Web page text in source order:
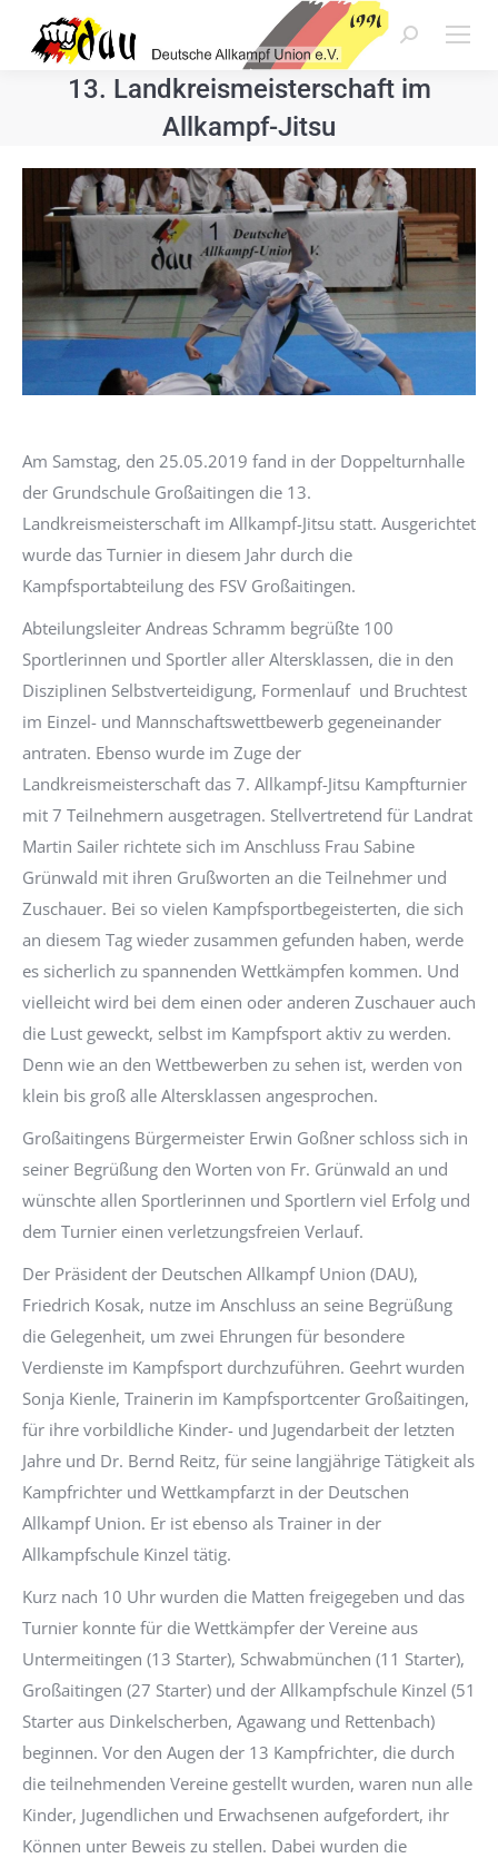
Search:
13. Landkreismeisterschaft im
Allkampf-Jitsu
Am Samstag, den 25.05.2019 fand in der Doppelturnhalle
der Grundschule Großaitingen die 13.
Landkreismeisterschaft im Allkampf-Jitsu statt. Ausgerichtet
wurde das Turnier in diesem Jahr durch die
Kampfsportabteilung des FSV Großaitingen.
Abteilungsleiter Andreas Schramm begrüßte 100
Sportlerinnen und Sportler aller Altersklassen, die in den
Disziplinen Selbstverteidigung, Formenlauf und Bruchtest
im Einzel- und Mannschaftswettbewerb gegeneinander
antraten. Ebenso wurde im Zuge der
Landkreismeisterschaft das 7. Allkampf-Jitsu Kampfturnier
mit 7 Teilnehmern ausgetragen. Stellvertretend für Landrat
Martin Sailer richtete sich im Anschluss Frau Sabine
Grünwald mit ihren Grußworten an die Teilnehmer und
Zuschauer. Bei so vielen Kampfsportbegeisterten, die sich
an diesem Tag wieder zusammen gefunden haben, werde
es sicherlich zu spannenden Wettkämpfen kommen. Und
vielleicht wird bei dem einen oder anderen Zuschauer auch
die Lust geweckt, selbst im Kampfsport aktiv zu werden.
Denn wie an den Wettbewerben zu sehen ist, werden von
klein bis groß alle Altersklassen angesprochen.
Großaitingens Bürgermeister Erwin Goßner schloss sich in
seiner Begrüßung den Worten von Fr. Grünwald an und
wünschte allen Sportlerinnen und Sportlern viel Erfolg und
dem Turnier einen verletzungsfreien Verlauf.
Der Präsident der Deutschen Allkampf Union (DAU),
Friedrich Kosak, nutze im Anschluss an seine Begrüßung
die Gelegenheit, um zwei Ehrungen für besondere
Verdienste im Kampfsport durchzuführen. Geehrt wurden
Sonja Kienle, Trainerin im Kampfsportcenter Großaitingen,
für ihre vorbildliche Kinder- und Jugendarbeit der letzten
Jahre und Dr. Bernd Reitz, für seine langjährige Tätigkeit als
Kampfrichter und Wettkampfarzt in der Deutschen
Allkampf Union. Er ist ebenso als Trainer in der
Allkampfschule Kinzel tätig.
Kurz nach 10 Uhr wurden die Matten freigegeben und das
Turnier konnte für die Wettkämpfer der Vereine aus
Untermeitingen (13 Starter), Schwabmünchen (11 Starter),
Großaitingen (27 Starter) und der Allkampfschule Kinzel (51
Starter aus Dinkelscherben, Agawang und Rettenbach)
beginnen. Vor den Augen der 13 Kampfrichter, die durch
die teilnehmenden Vereine gestellt wurden, waren nun alle
Kinder, Jugendlichen und Erwachsenen aufgefordert, ihr
Können unter Beweis zu stellen. Dabei wurden die